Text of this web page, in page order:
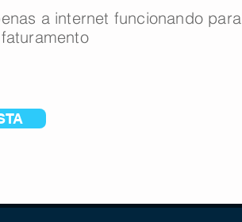
a internet funcionando para